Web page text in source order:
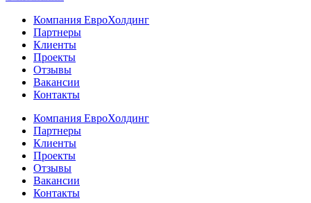
Компания ЕвроХолдинг
Партнеры
Клиенты
Проекты
Отзывы
Вакансии
Контакты
Компания ЕвроХолдинг
Партнеры
Клиенты
Проекты
Отзывы
Вакансии
Контакты